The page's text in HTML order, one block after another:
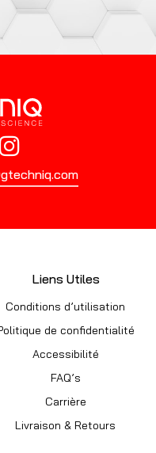
Liens Utiles
Conditions d’utilisation
de confidentialité
Accessibilité
FAQ’s
Carrière
Livraison & Retours